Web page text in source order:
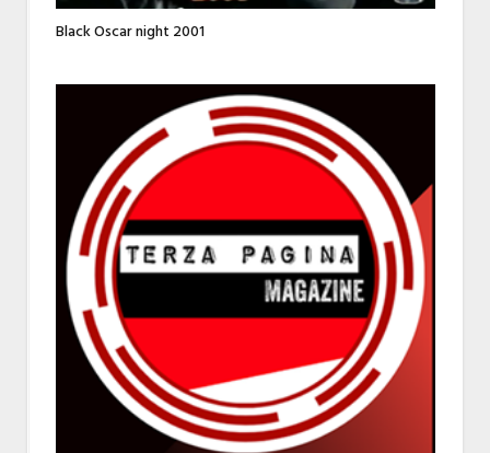
Black Oscar night 2001